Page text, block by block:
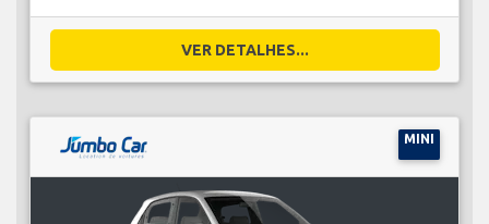
VER DETALHES...
MINI